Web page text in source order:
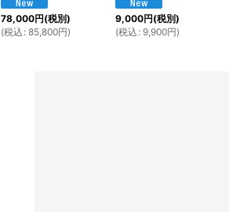
78,000円(税別)
(税込 : 85,800円)
9,000円(税別)
(税込 : 9,900円)